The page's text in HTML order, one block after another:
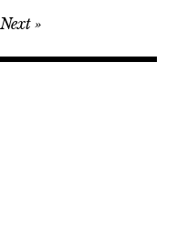
Next